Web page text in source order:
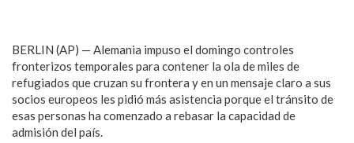
BERLIN (AP) — Alemania impuso el domingo controles
fronterizos temporales para contener la ola de miles de
refugiados que cruzan su frontera y en un mensaje claro a sus
socios europeos les pidió más asistencia porque el tránsito de
esas personas ha comenzado a rebasar la capacidad de
admisión del país.